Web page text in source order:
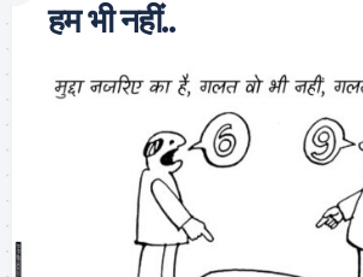
हम भी नहीं..